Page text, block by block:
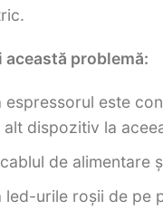
această problemă:
espressorul este
dispozitiv la
de alimentare
led-urile roșii de pe